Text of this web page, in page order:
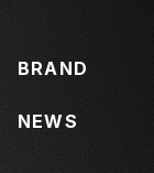
BRAND
NEWS